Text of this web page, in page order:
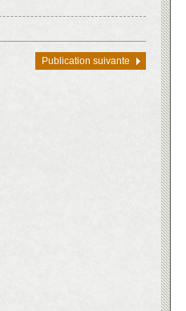
Publication suivante